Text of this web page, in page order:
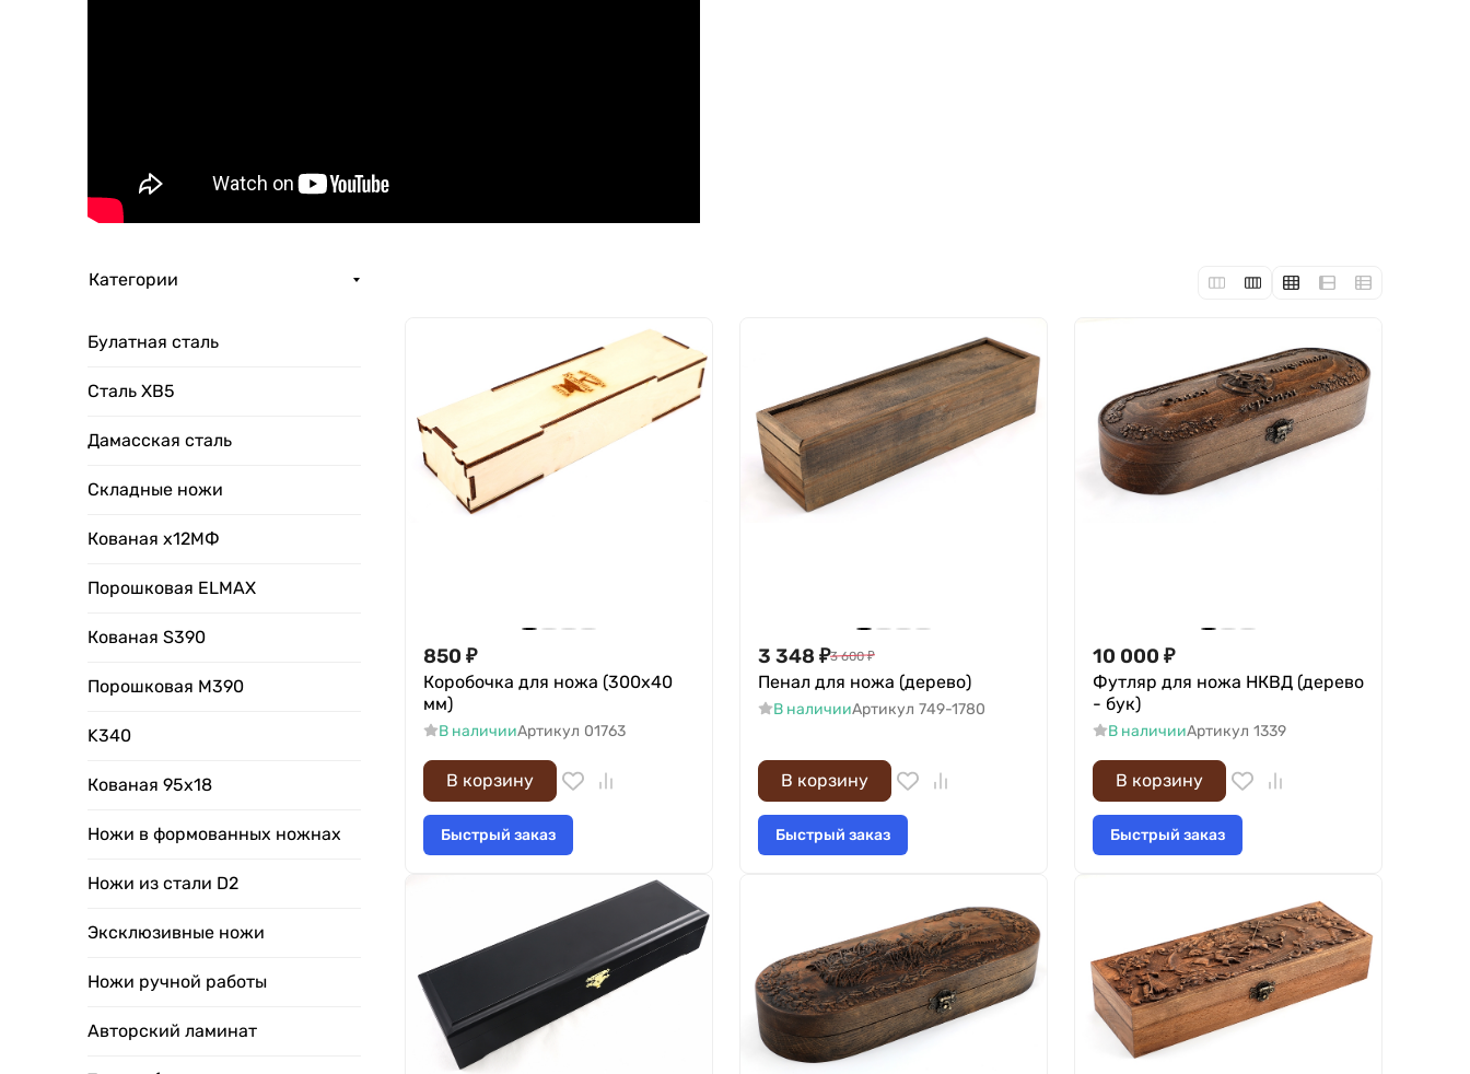
Категории
Булатная сталь
Сталь ХВ5
Дамасская сталь
Складные ножи
Кованая х12МФ
Порошковая ELMAX
Кованая S390
Порошковая M390
K340
Кованая 95х18
Ножи в формованных ножнах
Ножи из стали D2
Эксклюзивные ножи
Ножи ручной работы
Авторский ламинат
850 ₽
Коробочка для ножа (300х40
мм)
В наличииАртикул 01763
В корзину
Быстрый заказ
3 348 ₽3 600 ₽
Пенал для ножа (дерево)
В наличииАртикул 749-1780
В корзину
Быстрый заказ
10 000 ₽
Футляр для ножа НКВД (дерево
- бук)
В наличииАртикул 1339
В корзину
Быстрый заказ